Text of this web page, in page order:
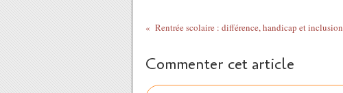
Rentrée scolaire : différence, handicap et inclusion
Commenter cet article